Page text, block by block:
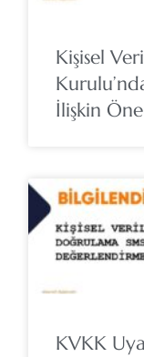
Kişisel
İlişkin
KVKK